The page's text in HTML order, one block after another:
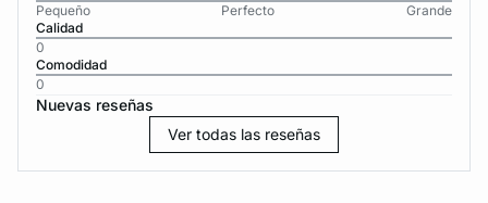
Pequeño
Perfecto
Grande
Calidad
0
Comodidad
0
Nuevas reseñas
Ver todas las reseñas